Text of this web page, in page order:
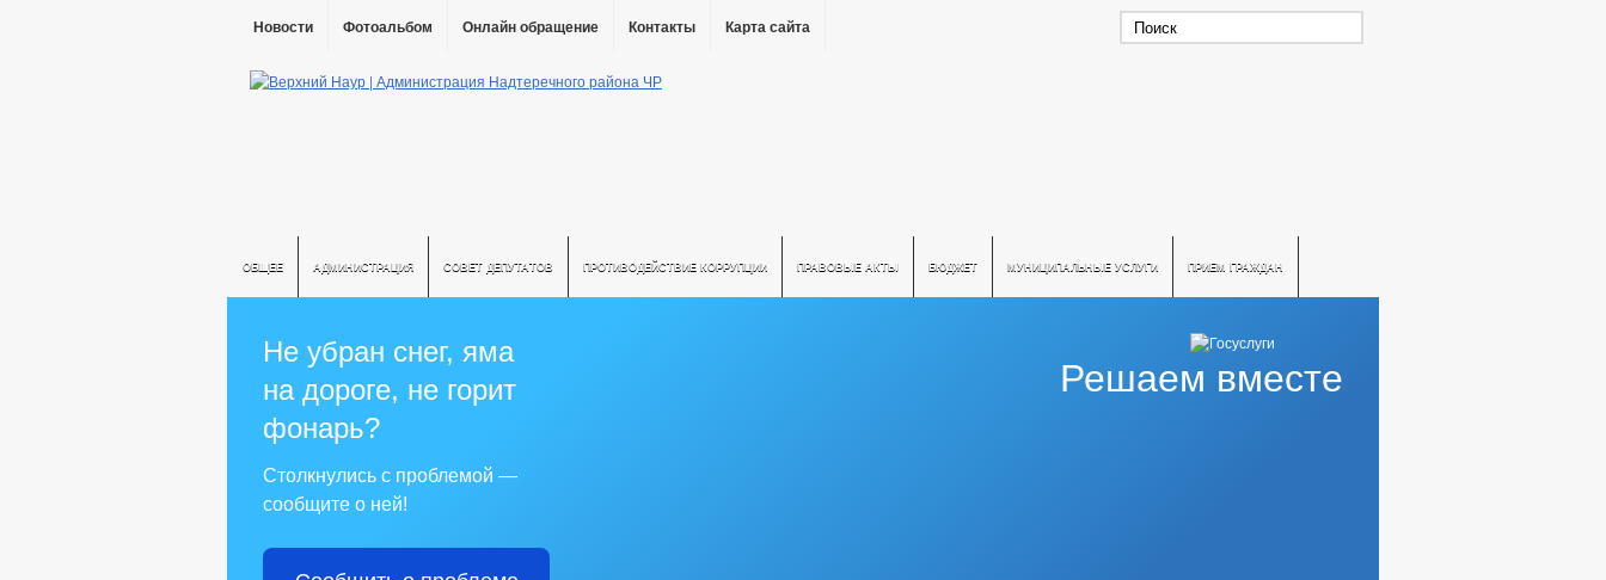
Новости Фотоальбом Онлайн обращение Контакты Карта сайта
ОБЩЕЕ АДМИНИСТРАЦИЯ СОВЕТ ДЕПУТАТОВ ПРОТИВОДЕЙСТВИЕ КОРРУПЦИИ ПРАВОВЫЕ АКТЫ БЮДЖЕТ МУНИЦИПАЛЬНЫЕ УСЛУГИ ПРИЕМ ГРАЖДАН
Решаем вместе
Не убран снег, яма
на дороге, не горит
фонарь?
Столкнулись с проблемой —
сообщите о ней!